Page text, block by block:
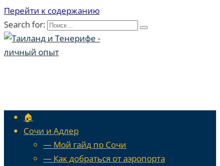
Перейти к содержанию
Search for:
🏠
Сочи и Адлер
— Мой гайд по Сочи
— Как добраться от аэропорта